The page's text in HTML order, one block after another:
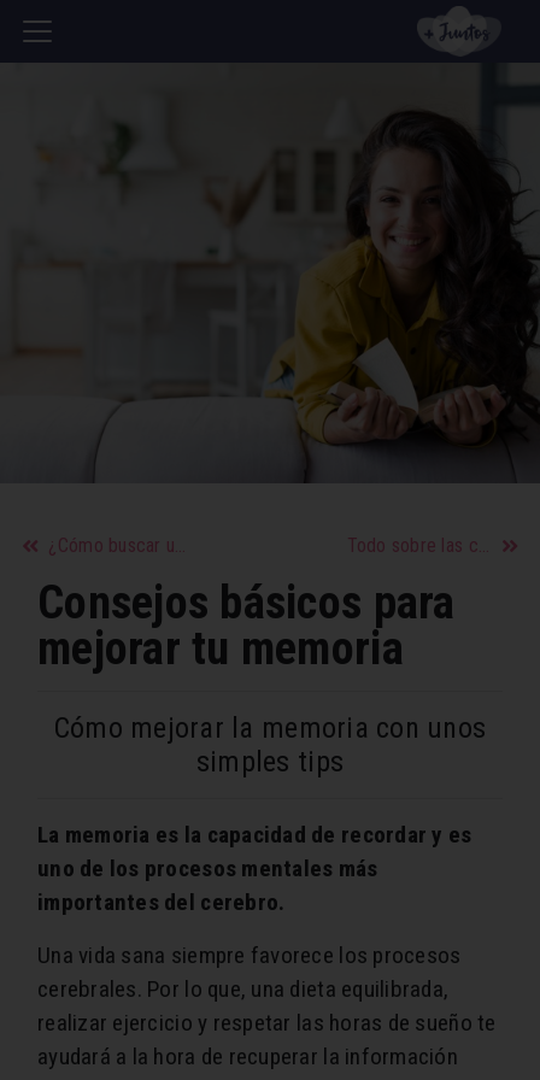
¿Cómo buscar un trabajo que te satisfaga? Todo sobre las cejas tatuadas
Consejos básicos para
mejorar tu memoria
Cómo mejorar la memoria con unos
simples tips
La memoria es la capacidad de recordar y es
uno de los procesos mentales más
importantes del cerebro.
Una vida sana siempre favorece los procesos
cerebrales. Por lo que, una dieta equilibrada,
realizar ejercicio y respetar las horas de sueño te
ayudará a la hora de recuperar la información